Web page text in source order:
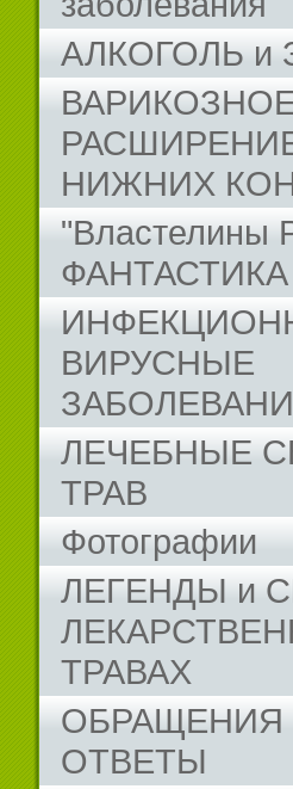
АЛКОГОЛЬ и
НИЖНИХ
"Властелины
ФАНТАСТИКА
ВИРУСНЫЕ
ЛЕЧЕБНЫЕ
ТРАВ
Фотографии
ЛЕГЕНДЫ и
ТРАВАХ
ОБРАЩЕНИЯ
ОТВЕТЫ